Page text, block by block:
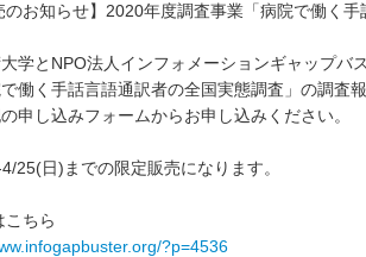
お知らせ】2020年度調査事業「病院で働く
学とNPO法人インフォメーションギャップバ
働く手話言語通訳者の全国実態調査」の調査
申し込みフォームからお申し込みください。
25(日)までの限定販売になります。
ちら
?p=4536